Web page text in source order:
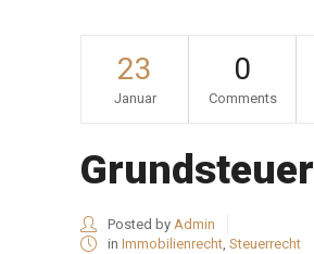
23
Januar
0
Comments
Grundsteuer
Posted by Admin
in Immobilienrecht, Steuerrecht